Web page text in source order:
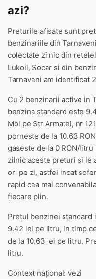
azi?
Preturile afisate sunt
benzinariile din
colectate zilnic din
Lukoil, Socar si din
Tarnaveni am identificat
Cu 2 benzinarii active in
benzina standard este
Mol pe Str Armatei, nr
porneste de la 10.63
gaseste de la 0 RON/
zilnic aceste preturi si le
ori pe zi, astfel incat
rapid cea mai
fiecare plin.
Pretul benzinei standard
9.42 lei pe litru, in timp
de la 10.63 lei pe litru.
litru.
Context național: vezi